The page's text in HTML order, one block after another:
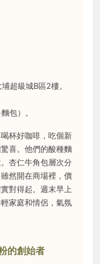
超級城B區2樓。
包）。
杯好咖啡，吃個新
喜。他們的酸種麵
杏仁牛角包層次分
然開在商場裡，價
對得起。週末早上
家庭和情侶，氣氛
的創始者